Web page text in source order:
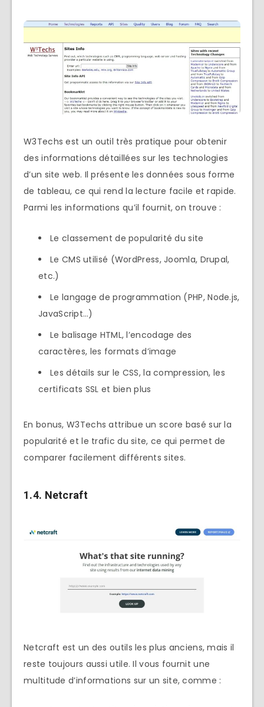
W3Techs est un outil très pratique pour obtenir
des informations détaillées sur les technologies
d’un site web. Il présente les données sous forme
de tableau, ce qui rend la lecture facile et rapide.
Parmi les informations qu’il fournit, on trouve :
Le classement de popularité du site
Le CMS utilisé (WordPress, Joomla, Drupal,
etc.)
Le langage de programmation (PHP, Node.js,
JavaScript…)
Le balisage HTML, l’encodage des
caractères, les formats d’image
Les détails sur le CSS, la compression, les
certificats SSL et bien plus
En bonus, W3Techs attribue un score basé sur la
popularité et le trafic du site, ce qui permet de
comparer facilement différents sites.
1.4. Netcraft
Netcraft est un des outils les plus anciens, mais il
reste toujours aussi utile. Il vous fournit une
multitude d’informations sur un site, comme :